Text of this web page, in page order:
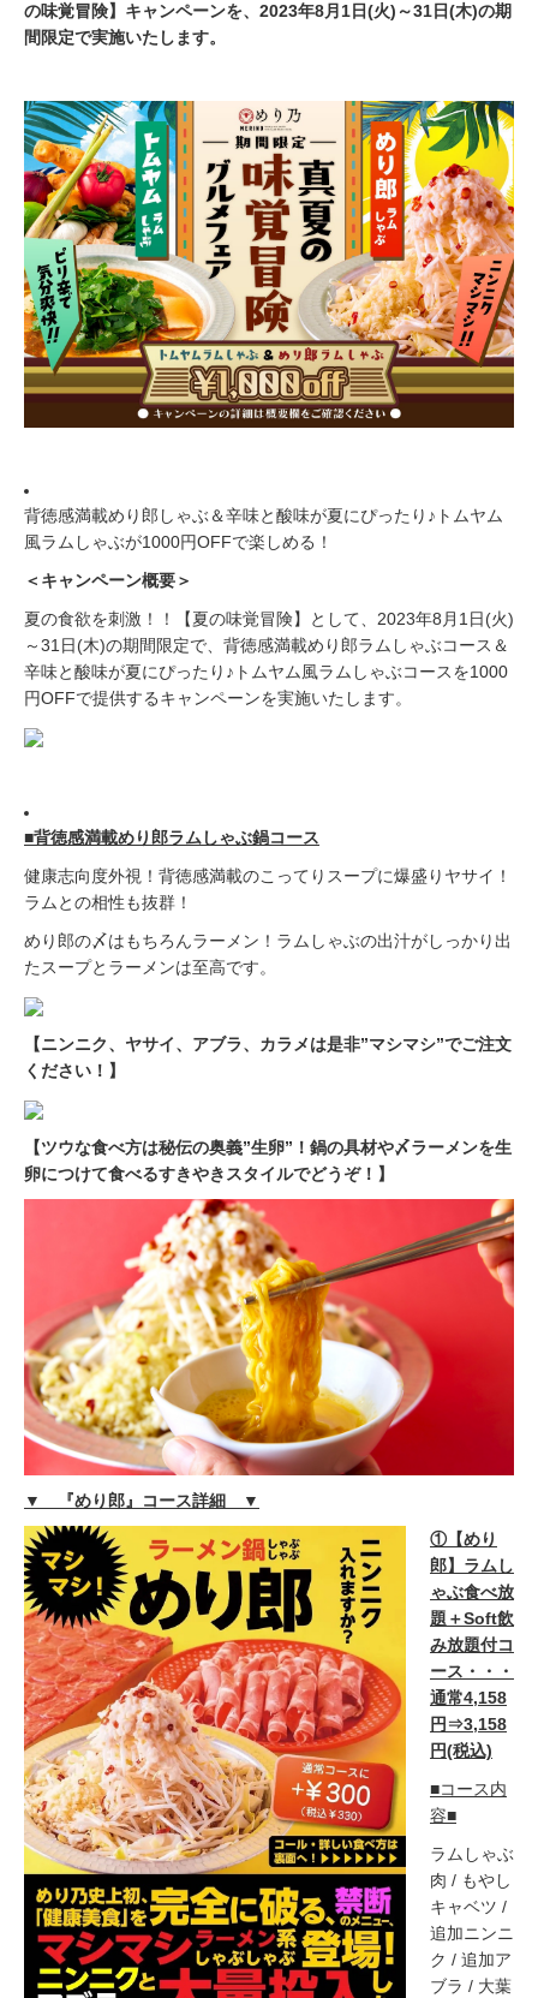
の味覚冒険】キャンペーンを、2023年8月1日(火)～31日(木)の期
間限定で実施いたします。
背徳感満載めり郎しゃぶ＆辛味と酸味が夏にぴったり♪トムヤム
風ラムしゃぶが1000円OFFで楽しめる！
＜キャンペーン概要＞
夏の食欲を刺激！！【夏の味覚冒険】として、2023年8月1日(火)
～31日(木)の期間限定で、背徳感満載めり郎ラムしゃぶコース＆
辛味と酸味が夏にぴったり♪トムヤム風ラムしゃぶコースを1000
円OFFで提供するキャンペーンを実施いたします。
■背徳感満載めり郎ラムしゃぶ鍋コース
健康志向度外視！背徳感満載のこってりスープに爆盛りヤサイ！
ラムとの相性も抜群！
めり郎の〆はもちろんラーメン！ラムしゃぶの出汁がしっかり出
たスープとラーメンは至高です。
【ニンニク、ヤサイ、アブラ、カラメは是非”マシマシ”でご注文
ください！】
【ツウな食べ方は秘伝の奥義”生卵”！鍋の具材や〆ラーメンを生
卵につけて食べるすきやきスタイルでどうぞ！】
▼ 『めり郎』コース詳細 ▼
①【めり
郎】ラムし
ゃぶ食べ放
題＋Soft飲
み放題付コ
ース・・・
通常4,158
円⇒3,158
円(税込)
■コース内
容■
ラムしゃぶ
肉 / もやし
キャベツ /
追加ニンニ
ク / 追加ア
ブラ / 大葉